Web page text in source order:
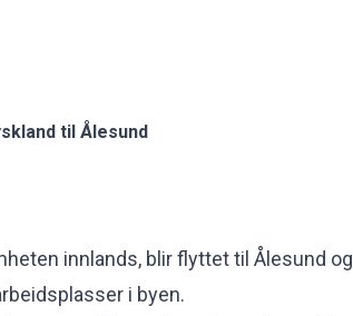
til Ålesund
innlands, blir flyttet til Ålesund og
i byen.